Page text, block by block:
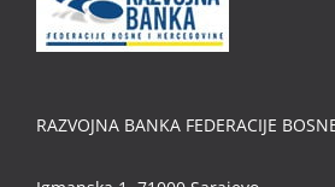
RAZVOJNA BANKA FEDERACIJE